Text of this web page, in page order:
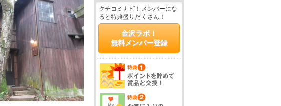
クチコミナビ！メンバーにな
ると特典盛りだくさん！
金沢ラボ！
無料メンバー登録